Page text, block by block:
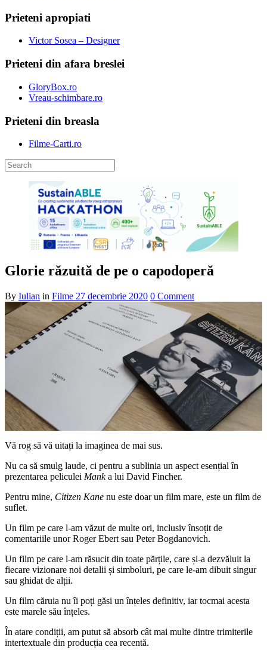
Prieteni apropiati
Victor Sosea – Designer
Prieteni din afara breslei
GloryBox.ro
Vreau-schimbare.ro
Prieteni din breasla
Filme-Carti.ro
Glorie răzuită de pe o capodoperă
By Iulian in Filme 27 decembrie 2020 0 Comment
Vă rog să vă uitați la imaginea de mai sus.
Nu ca să smulg laude, ci pentru a sublinia un aspect esențial în
prezentarea peliculei Manka lui David Fincher.
Pentru mine, Citizen Kane nu este doar un film mare, este un film de
suflet.
Un film pe care l-am văzut de multe ori, inclusiv însoțit de
comentariile unor Roger Ebert sau Peter Bogdanovich.
Un film pe care l-am răsucit din toate părțile, care și-a dezvăluit la
fiecare vizionare noi detalii și simboluri, pe care le-am dibuit singur
sau ghidat de alții.
Un film căruia nu îi poți găsi un înțeles definitiv, iar tocmai acesta
este marele său înțeles.
În atare condiții, am putut să absorb cât mai multe dintre trimiterile
intertextuale din producția cea recentă.